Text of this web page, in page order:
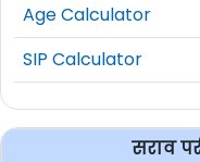
Age Calculator
SIP Calculator
सराव